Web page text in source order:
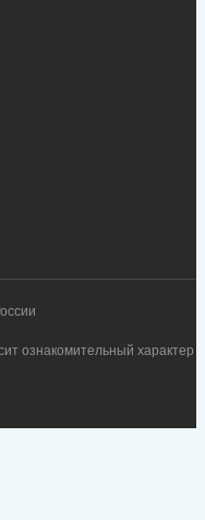
ознакомительный характер